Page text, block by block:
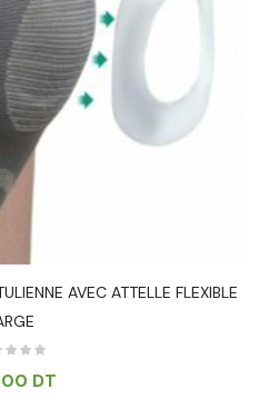
AVEC ATTELLE FLEXIBLE
DT